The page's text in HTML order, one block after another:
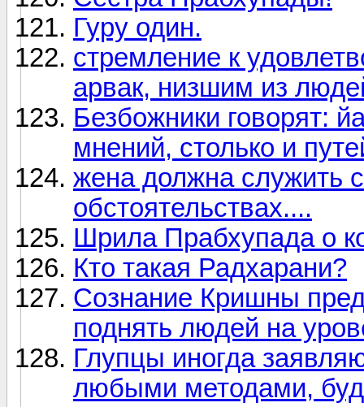
Гуру один.
стремление к
арвак, низшим из
Безбожники говорят:
мнений, столько и
жена должна служить
обстоятельствах....
Шрила Прабхупада о
Кто такая Радхарани?
Сознание Кришны
поднять людей на
Глупцы иногда
любыми методами,